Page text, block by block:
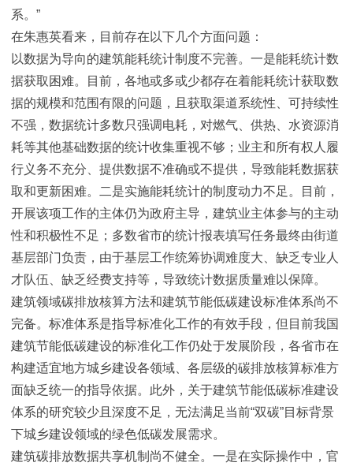
系。”
在朱惠英看来，目前存在以下几个方面问题：
以数据为导向的建筑能耗统计制度不完善。一是能耗统计数
据获取困难。目前，各地或多或少都存在着能耗统计获取数
据的规模和范围有限的问题，且获取渠道系统性、可持续性
不强，数据统计多数只强调电耗，对燃气、供热、水资源消
耗等其他基础数据的统计收集重视不够；业主和所有权人履
行义务不充分、提供数据不准确或不提供，导致能耗数据获
取和更新困难。二是实施能耗统计的制度动力不足。目前，
开展该项工作的主体仍为政府主导，建筑业主体参与的主动
性和积极性不足；多数省市的统计报表填写任务最终由街道
基层部门负责，由于基层工作统筹协调难度大、缺乏专业人
才队伍、缺乏经费支持等，导致统计数据质量难以保障。
建筑领域碳排放核算方法和建筑节能低碳建设标准体系尚不
完备。标准体系是指导标准化工作的有效手段，但目前我国
建筑节能低碳建设的标准化工作仍处于发展阶段，各省市在
构建适宜地方城乡建设各领域、各层级的碳排放核算标准方
面缺乏统一的指导依据。此外，关于建筑节能低碳标准建设
体系的研究较少且深度不足，无法满足当前“双碳”目标背景
下城乡建设领域的绿色低碳发展需求。
建筑碳排放数据共享机制尚不健全。一是在实际操作中，官